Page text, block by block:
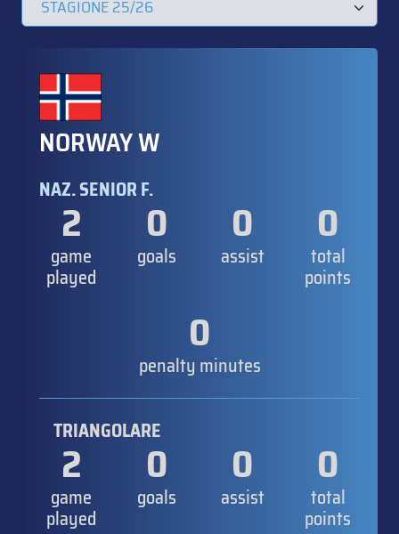
NORWAY W
NAZ. SENIOR F.
2
game
played
0
goals
0
assist
0
total
points
0
penalty minutes
TRIANGOLARE
2
game
played
0
goals
0
assist
0
total
points